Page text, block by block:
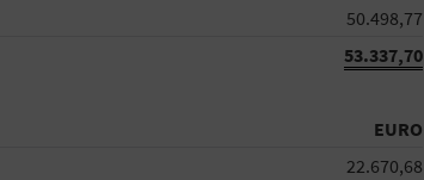
50.498,77
53.337,70
EURO
22.670,68